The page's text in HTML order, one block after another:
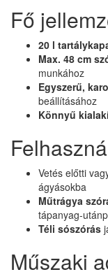
Fő
20 l
Max. 48 cm
munkához
Egyszerű,
beállításához
Könnyű
Vetés előtti
ágyásokba
Műtrágya
tápanyag-
Téli sószórás
Műszaki